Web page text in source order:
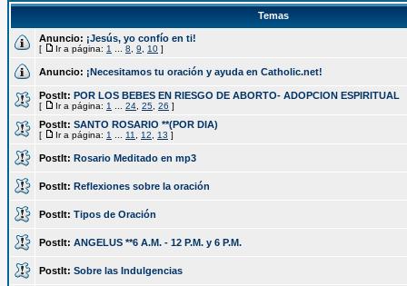
Temas
Anuncio: ¡Jesús, yo confío en ti!
[ Ir a página: 1 8 9 10 ]
Anuncio: ¡Necesitamos tu oración y ayuda en Catholic.net!
PostIt: POR LOS BEBES EN RIESGO DE ABORTO- ADOPCION ESPIRITUAL
[ Ir a página: 1 24 25 26 ]
PostIt: SANTO ROSARIO **(POR DIA)
[ Ir a página: 1 11 12 13 ]
PostIt: Rosario Meditado en mp3
PostIt: Reflexiones sobre la oración
PostIt: Tipos de Oración
PostIt: ANGELUS **6 A.M. - 12 P.M. y 6 P.M.
PostIt: Sobre las Indulgencias